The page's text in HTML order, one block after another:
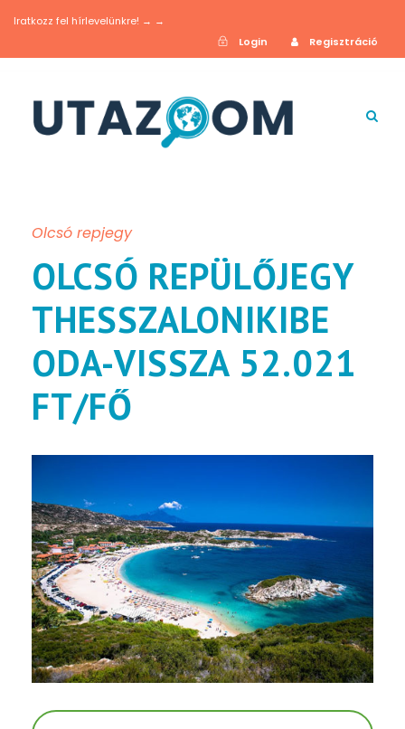
Iratkozz fel hírlevelünkre! → →
Login
Regisztráció
Olcsó repjegy
OLCSÓ REPÜLŐJEGY
THESSZALONIKIBE
ODA-VISSZA 52.021
FT/FŐ